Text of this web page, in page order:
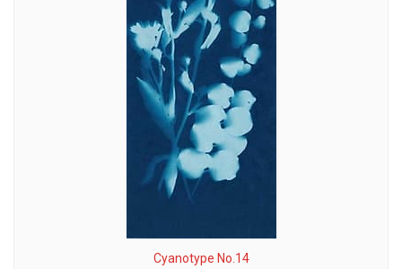
Cyanotype No.14